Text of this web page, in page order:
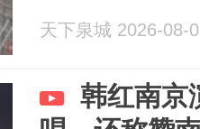
天下泉城 2026-08-
韩红南京